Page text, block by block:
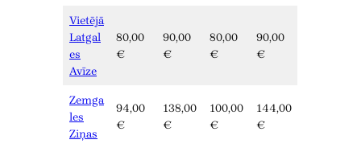
Vietējā
Latgal
es
Avīze
80,00
€
90,00
€
80,00
€
90,00
€
Zemga
les
Ziņas
94,00
€
138,00
€
100,00
€
144,00
€